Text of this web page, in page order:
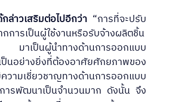
เสริมต่อไปอีกว่า “การที่จะปรับ
กการเป็นผู้ใช้งานหรือรับจ้างผลิตชิ้น
มาเป็นผู้นำทางด้านการออกแบบ
ป็นอย่างยิ่งที่ต้องอาศัยศักยภาพของ
เชี่ยวชาญทางด้านการออกแบบ
ารพัฒนาเป็นจำนวนมาก ดังนั้น จึง